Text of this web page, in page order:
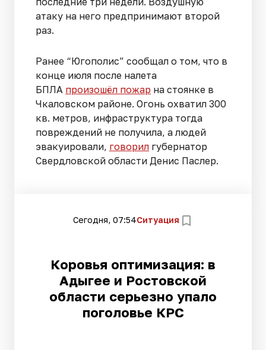
атаку на него предпринимают второй
раз.
Ранее “Югополис” сообщал о том, что в
конце июля после налета
БПЛА произошёл пожар на стоянке в
Чкаловском районе. Огонь охватил 300
кв. метров, инфраструктура тогда
повреждений не получила, а людей
эвакуировали, говорил губернатор
Свердловской области Денис Паслер.
Сегодня, 07:54Ситуация
Коровья оптимизация: в
Адыгее и Ростовской
области серьезно упало
поголовье КРС